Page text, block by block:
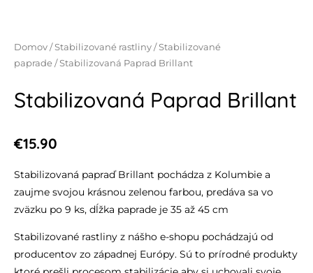
Domov /Stabilizované rastliny /Stabilizované
paprade / Stabilizovaná Paprad Brillant
Stabilizovaná Paprad Brillant
€15.90
Stabilizovaná papraď Brillant pochádza z Kolumbie a
zaujme svojou krásnou zelenou farbou, predáva sa vo
zväzku po 9 ks, dĺžka paprade je 35 až 45 cm
Stabilizované rastliny z nášho e-shopu pochádzajú od
producentov zo západnej Európy. Sú to prírodné produkty